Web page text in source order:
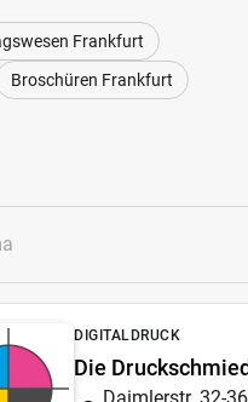
Frankfurt
Broschüren Frankfurt
DIGITALDRUCK
Die